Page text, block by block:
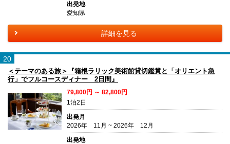
出発地
愛知県
詳細を見る
20
＜テーマのある旅＞『箱根ラリック美術館貸切鑑賞と「オリエント急
行」でフルコースディナー 2日間』
79,800円 ～ 82,800円
1泊2日
出発月
2026年 11月 ~ 2026年 12月
出発地